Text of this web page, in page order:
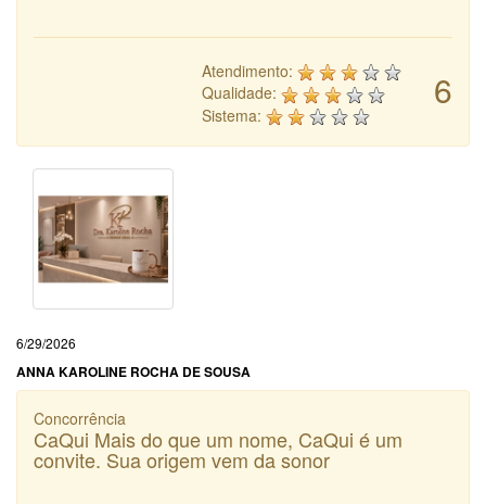
6
Atendimento:
Qualidade:
Sistema:
6/29/2026
ANNA KAROLINE ROCHA DE SOUSA
Concorrência
CaQui Mais do que um nome, CaQui é um
convite. Sua origem vem da sonor